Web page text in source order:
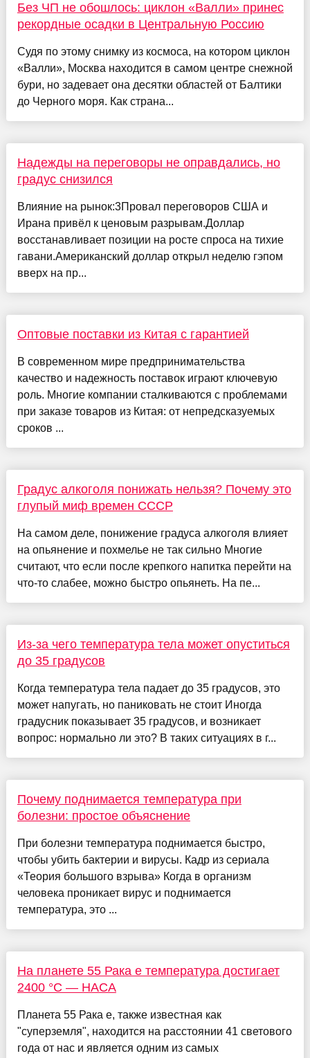
Без ЧП не обошлось: циклон «Валли» принес
рекордные осадки в Центральную Россию
Судя по этому снимку из космоса, на котором циклон
«Валли», Москва находится в самом центре снежной
бури, но задевает она десятки областей от Балтики
до Черного моря. Как страна...
Надежды на переговоры не оправдались, но
градус снизился
Влияние на рынок:3Провал переговоров США и
Ирана привёл к ценовым разрывам.Доллар
восстанавливает позиции на росте спроса на тихие
гавани.Американский доллар открыл неделю гэпом
вверх на пр...
Оптовые поставки из Китая с гарантией
В современном мире предпринимательства
качество и надежность поставок играют ключевую
роль. Многие компании сталкиваются с проблемами
при заказе товаров из Китая: от непредсказуемых
сроков ...
Градус алкоголя понижать нельзя? Почему это
глупый миф времен СССР
На самом деле, понижение градуса алкоголя влияет
на опьянение и похмелье не так сильно Многие
считают, что если после крепкого напитка перейти на
что-то слабее, можно быстро опьянеть. На пе...
Из-за чего температура тела может опуститься
до 35 градусов
Когда температура тела падает до 35 градусов, это
может напугать, но паниковать не стоит Иногда
градусник показывает 35 градусов, и возникает
вопрос: нормально ли это? В таких ситуациях в г...
Почему поднимается температура при
болезни: простое объяснение
При болезни температура поднимается быстро,
чтобы убить бактерии и вирусы. Кадр из сериала
«Теория большого взрыва» Когда в организм
человека проникает вирус и поднимается
температура, это ...
На планете 55 Рака e температура достигает
2400 °C — НАСА
Планета 55 Рака e, также известная как
"суперземля", находится на расстоянии 41 светового
года от нас и является одним из самых